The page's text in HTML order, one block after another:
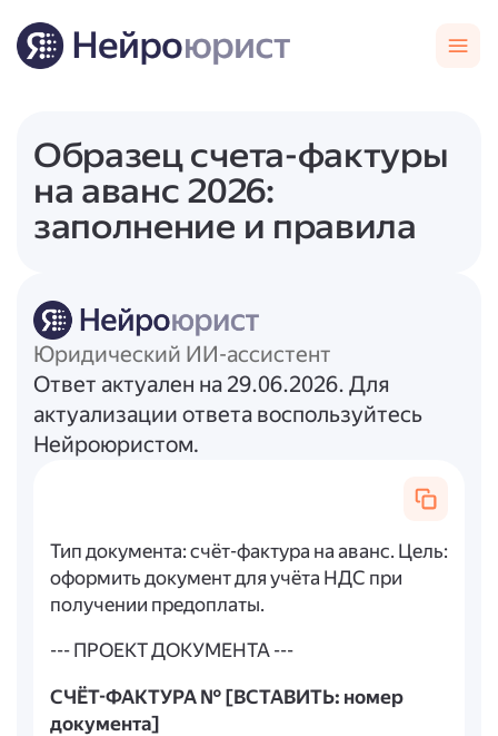
Образец счета-фактуры
на аванс 2026:
заполнение и правила
Юридический ИИ-ассистент
Ответ актуален на 29.06.2026. Для
актуализации ответа воспользуйтесь
Нейроюристом.
Тип документа: счёт-фактура на аванс. Цель:
оформить документ для учёта НДС при
получении предоплаты.
--- ПРОЕКТ ДОКУМЕНТА ---
СЧЁТ-ФАКТУРА № [ВСТАВИТЬ: номер
документа]